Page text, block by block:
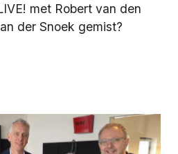
met Robert van den
der Snoek gemist?